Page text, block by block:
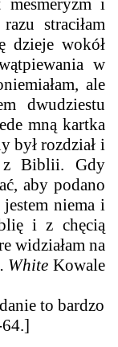
straciłam
dzieje wokół
w
ale
dwudziestu
mną kartka
był rozdział i
z Biblii. Gdy
aby podano
niema i
i z chęcią
widziałam na
White Kowale
to bardzo